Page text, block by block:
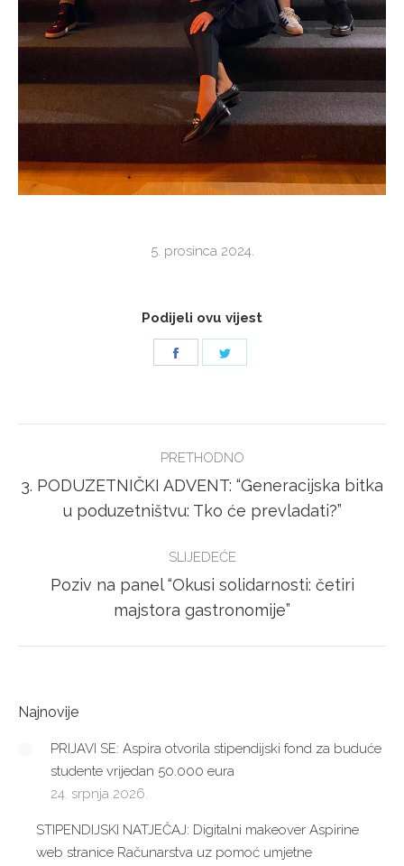
5. prosinca 2024.
Podijeli ovu vijest
NAVIGATION
PRETHODNO
Previous
post:
3. PODUZETNIČKI ADVENT: “Generacijska bitka
u poduzetništvu: Tko će prevladati?”
SLIJEDEĆE
Next
post:
Poziv na panel “Okusi solidarnosti: četiri
majstora gastronomije”
Najnovije
PRIJAVI SE: Aspira otvorila stipendijski fond za buduće
studente vrijedan 50.000 eura
24. srpnja 2026.
STIPENDIJSKI NATJEČAJ: Digitalni makeover Aspirine
web stranice Računarstva uz pomoć umjetne